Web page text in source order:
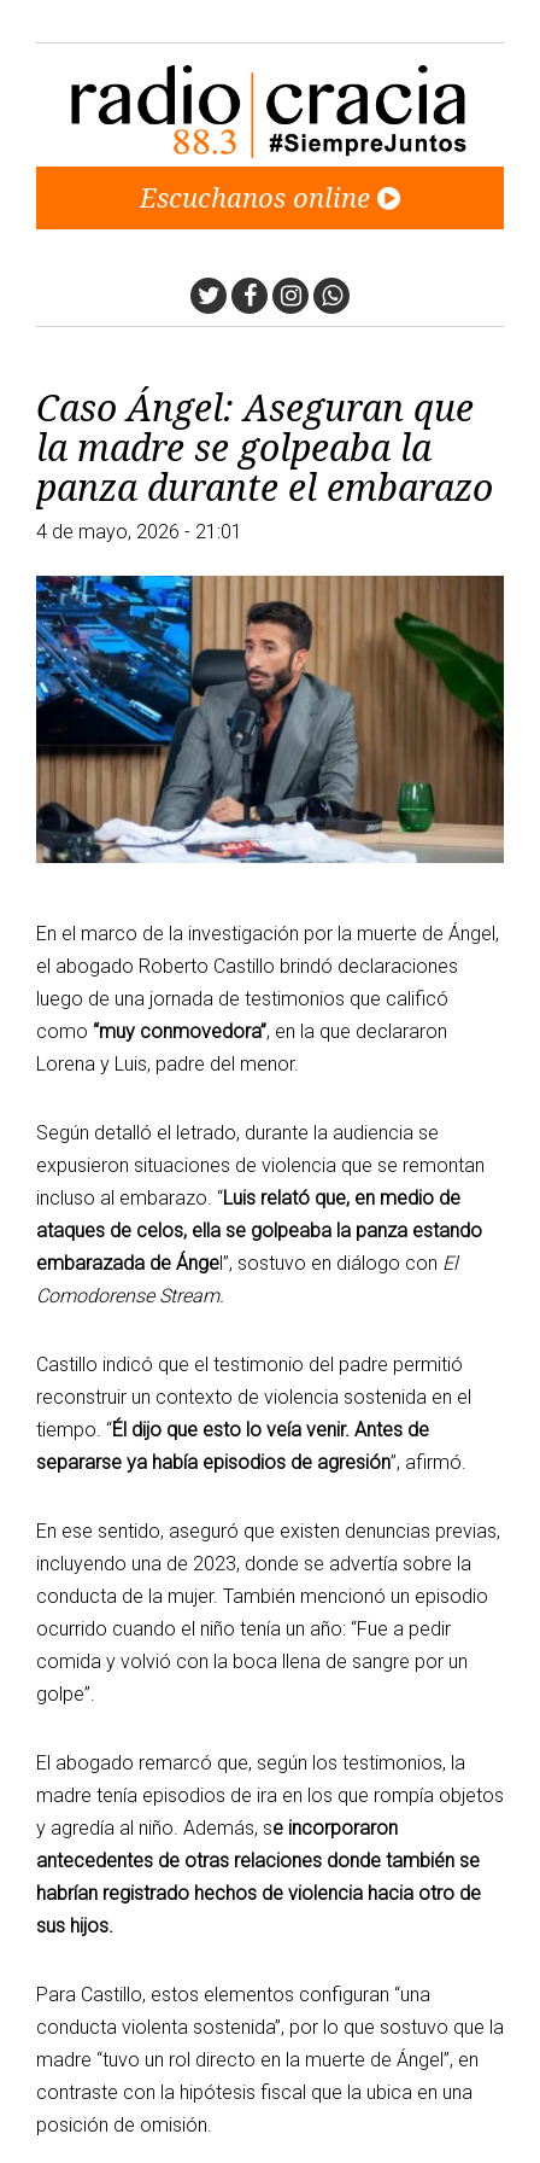
Escuchanos online
TwitterFacebook
Instagram
Whatsapp
Caso Ángel: Aseguran que
la madre se golpeaba la
panza durante el embarazo
4 de mayo, 2026 - 21:01
En el marco de la investigación por la muerte de Ángel,
el abogado Roberto Castillo brindó declaraciones
luego de una jornada de testimonios que calificó
como “muy conmovedora”, en la que declararon
Lorena y Luis, padre del menor.
Según detalló el letrado, durante la audiencia se
expusieron situaciones de violencia que se remontan
incluso al embarazo. “Luis relató que, en medio de
ataques de celos, ella se golpeaba la panza estando
embarazada de Ángel”, sostuvo en diálogo con El
Comodorense Stream.
Castillo indicó que el testimonio del padre permitió
reconstruir un contexto de violencia sostenida en el
tiempo. “Él dijo que esto lo veía venir. Antes de
separarse ya había episodios de agresión”, afirmó.
En ese sentido, aseguró que existen denuncias previas,
incluyendo una de 2023, donde se advertía sobre la
conducta de la mujer. También mencionó un episodio
ocurrido cuando el niño tenía un año: “Fue a pedir
comida y volvió con la boca llena de sangre por un
golpe”.
El abogado remarcó que, según los testimonios, la
madre tenía episodios de ira en los que rompía objetos
y agredía al niño. Además, se incorporaron
antecedentes de otras relaciones donde también se
habrían registrado hechos de violencia hacia otro de
sus hijos.
Para Castillo, estos elementos configuran “una
conducta violenta sostenida”, por lo que sostuvo que la
madre “tuvo un rol directo en la muerte de Ángel”, en
contraste con la hipótesis fiscal que la ubica en una
posición de omisión.